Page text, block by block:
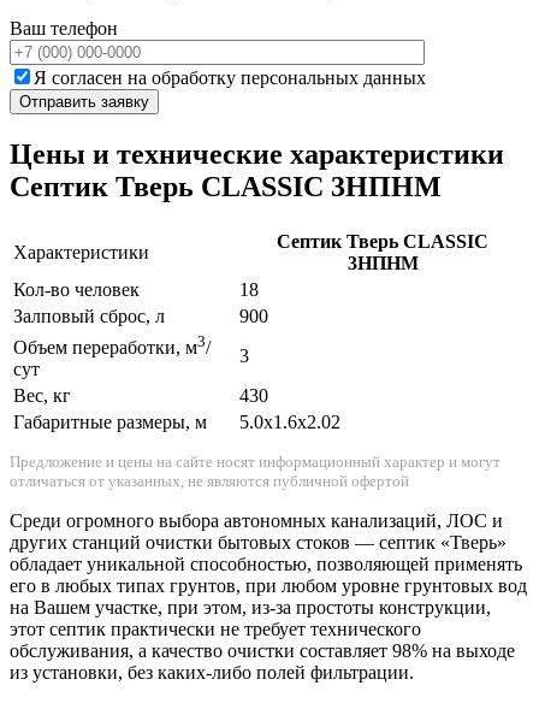
Ваш телефон
Я согласен на обработку персональных данных
Цены и технические характеристики
Септик Тверь CLASSIC 3НПНМ
Характеристики
Септик Тверь CLASSIC
3НПНМ
Кол-во человек
18
Залповый сброс, л
900
Объем переработки, м3/
сут
3
Вес, кг
430
Габаритные размеры, м
5.0х1.6х2.02
Предложение и цены на сайте носят информационный характер и могут
отличаться от указанных, не являются публичной офертой
Среди огромного выбора автономных канализаций, ЛОС и
других станций очистки бытовых стоков — септик «Тверь»
обладает уникальной способностью, позволяющей применять
его в любых типах грунтов, при любом уровне грунтовых вод
на Вашем участке, при этом, из-за простоты конструкции,
этот септик практически не требует технического
обслуживания, а качество очистки составляет 98% на выходе
из установки, без каких-либо полей фильтрации.